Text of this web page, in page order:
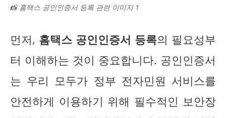
📸 홈택스 공인인증서 등록 관련 이미지 1
먼저, 홈택스 공인인증서 등록의 필요성부
터 이해하는 것이 중요합니다. 공인인증서
는 우리 모두가 정부 전자민원 서비스를
안전하게 이용하기 위해 필수적인 보안장